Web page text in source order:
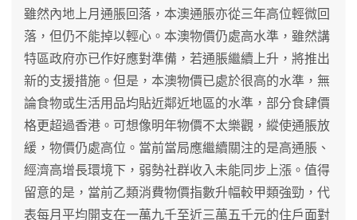
雖然內地上月通脹回落，本澳通脹亦從三年高位輕微回
落，但仍不能掉以輕心。本澳物價仍處高水準，雖然講
特區政府亦已作好應對準備，若通脹繼續上升，將推出
新的支援措施。但是，本澳物價已處於很高的水準，無
論食物或生活用品均貼近鄰近地區的水準，部分食肆價
格更超過香港。可想像明年物價不太樂觀，縱使通脹放
緩，物價仍處高位。當前當局應繼續關注的是高通脹、
經濟高增長環境下，弱勢社群收入未能同步上漲。值得
留意的是，當前乙類消費物價指數升幅較甲類強勁，代
表每月平均開支在一萬九千至近三萬五千元的住戶面對